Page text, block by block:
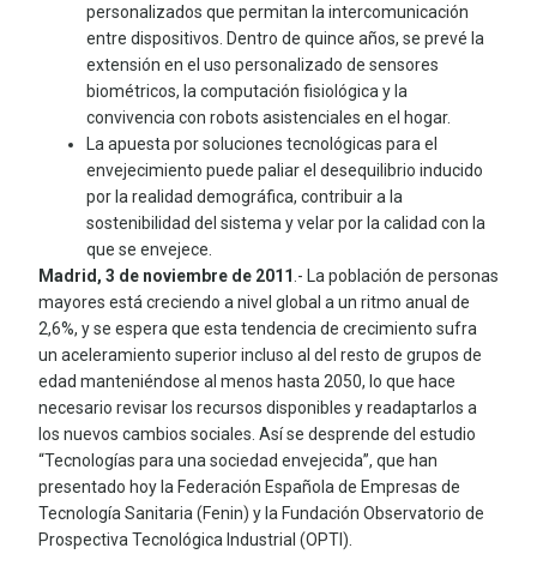
personalizados que permitan la intercomunicación
entre dispositivos. Dentro de quince años, se prevé la
extensión en el uso personalizado de sensores
biométricos, la computación fisiológica y la
convivencia con robots asistenciales en el hogar.
La apuesta por soluciones tecnológicas para el
envejecimiento puede paliar el desequilibrio inducido
por la realidad demográfica, contribuir a la
sostenibilidad del sistema y velar por la calidad con la
que se envejece.
Madrid, 3 de noviembre de 2011 .- La población de personas
mayores está creciendo a nivel global a un ritmo anual de
2,6%, y se espera que esta tendencia de crecimiento sufra
un aceleramiento superior incluso al del resto de grupos de
edad manteniéndose al menos hasta 2050, lo que hace
necesario revisar los recursos disponibles y readaptarlos a
los nuevos cambios sociales. Así se desprende del estudio
“Tecnologías para una sociedad envejecida”, que han
presentado hoy la Federación Española de Empresas de
Tecnología Sanitaria (Fenin) y la Fundación Observatorio de
Prospectiva Tecnológica Industrial (OPTI).